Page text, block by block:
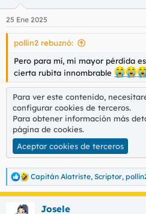
e
s
25 Ene 2025
pollin2 rebuznó:
Pero para mí, mi mayor pérdida
cierta rubita innombrable
Para ver este contenido,
configurar cookies de terceros.
Para obtener información más
página de cookies.
Aceptar cookies de terceros
R
e
a
Capitán Alatriste, Scriptor,
Josele